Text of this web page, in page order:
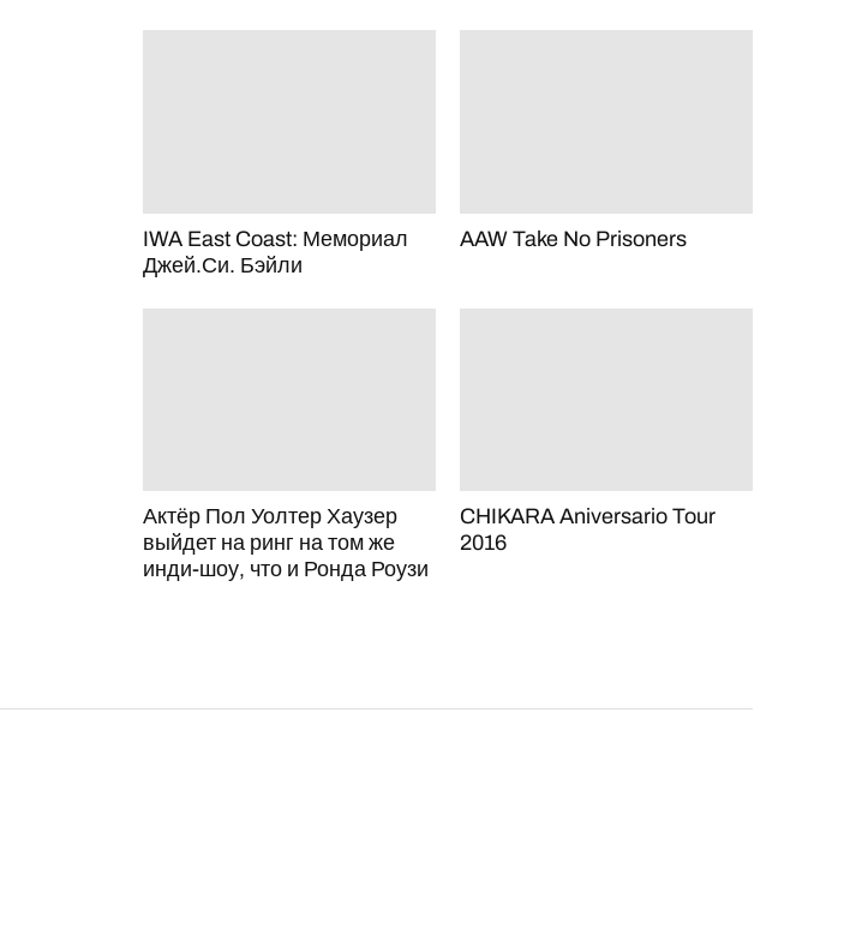
IWA East Coast: Мемориал
Джей.Си. Бэйли
AAW Take No Prisoners
Актёр Пол Уолтер Хаузер
выйдет на ринг на том же
инди-шоу, что и Ронда Роузи
CHIKARA Aniversario Tour
2016